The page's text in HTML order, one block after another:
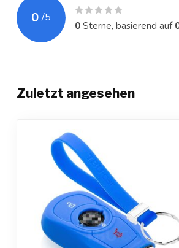
0 /5
0Sterne, basierend auf
Zuletzt angesehen